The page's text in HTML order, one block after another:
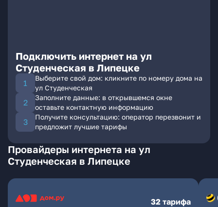
Подключить интернет на ул
Студенческая в Липецке
Выберите свой дом: кликните по номеру дома на
ул Студенческая
Заполните данные: в открывшемся окне
оставьте контактную информацию
Получите консультацию: оператор перезвонит и
предложит лучшие тарифы
Провайдеры интернета на ул
Студенческая в Липецке
32 тарифа